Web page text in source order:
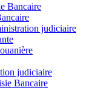
Bancaire
judiciaire
judiciaire
Bancaire